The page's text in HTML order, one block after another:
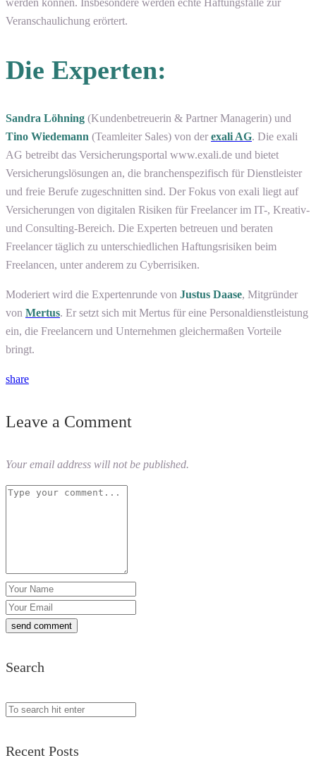
werden können. Insbesondere werden echte Haftungsfälle zur
Veranschaulichung erörtert.
Die Experten:
Sandra Löhning (Kundenbetreuerin & Partner Managerin) und
Tino Wiedemann (Teamleiter Sales) von der exali AG. Die exali
AG betreibt das Versicherungsportal www.exali.de und bietet
Versicherungslösungen an, die branchenspezifisch für Dienstleister
und freie Berufe zugeschnitten sind. Der Fokus von exali liegt auf
Versicherungen von digitalen Risiken für Freelancer im IT-, Kreativ-
und Consulting-Bereich. Die Experten betreuen und beraten
Freelancer täglich zu unterschiedlichen Haftungsrisiken beim
Freelancen, unter anderem zu Cyberrisiken.
Moderiert wird die Expertenrunde von Justus Daase, Mitgründer
von Mertus. Er setzt sich mit Mertus für eine Personaldienstleistung
ein, die Freelancern und Unternehmen gleichermaßen Vorteile
bringt.
share
Leave a Comment
Your email address will not be published.
Search
Recent Posts